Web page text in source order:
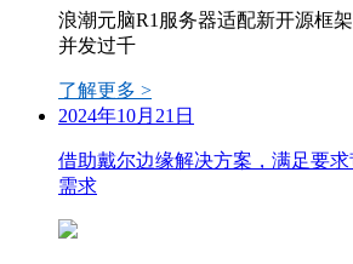
浪潮元脑R1服务器适配新开源框架
并发过千
了解更多 >
2024年10月21日
借助戴尔边缘解决方案，满足要
需求